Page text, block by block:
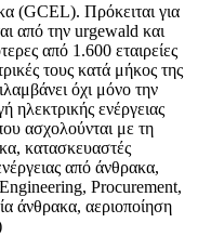
(GCEL). Πρόκειται για
από την urgewald και
από 1.600 εταιρείες
τους κατά μήκος της
όχι μόνο την
ηλεκτρικής ενέργειας
ασχολούνται με τη
κατασκευαστές
από άνθρακα,
Procurement,
άνθρακα, αεριοποίηση